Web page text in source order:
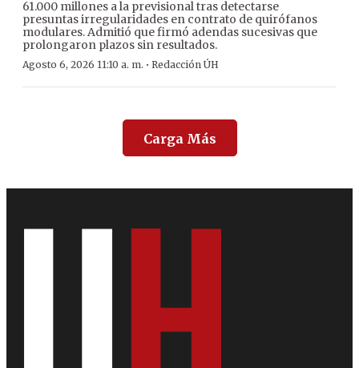
61.000 millones a la previsional tras detectarse
presuntas irregularidades en contrato de quirófanos
modulares. Admitió que firmó adendas sucesivas que
prolongaron plazos sin resultados.
Agosto 6, 2026 11:10 a. m. · Redacción ÚH
Carga Más